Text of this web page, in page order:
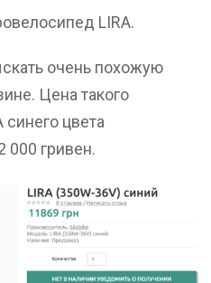
LIRA.
очень похожую
Цена такого
цвета
000 гривен.